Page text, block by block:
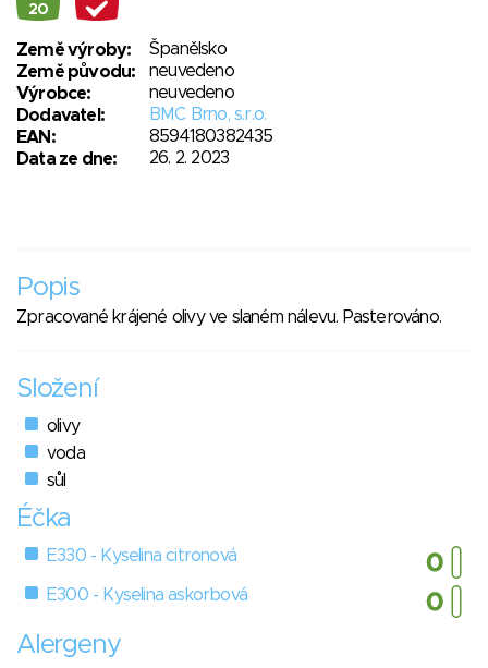
20
Země výroby:
Španělsko
Země původu:
neuvedeno
Výrobce:
neuvedeno
Dodavatel:
BMC Brno, s.r.o.
EAN:
8594180382435
Data ze dne:
26. 2. 2023
Popis
Zpracované krájené olivy ve slaném nálevu. Pasterováno.
Složení
olivy
voda
sůl
Éčka
E330 - Kyselina citronová
E300 - Kyselina askorbová
Alergeny